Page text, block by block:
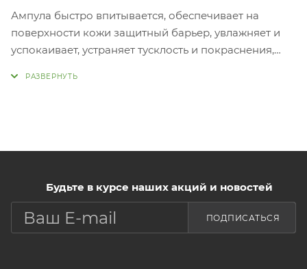
Ампула быстро впитывается, обеспечивает на
поверхности кожи защитный барьер, увлажняет и
успокаивает, устраняет тусклость и покраснения,
природным антиоксидантом, ускоряет обновление
оказывает антибактериальное и антисептическое
действие.
Нанести небольшое количество средства на
Будьте в курсе наших акций и новостей
ПОДПИСАТЬСЯ